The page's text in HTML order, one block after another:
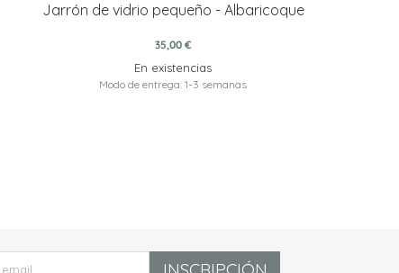
Jarrón de vidrio pequeño - Albaricoque
35,00 €
En existencias
Modo de entrega: 1-3 semanas